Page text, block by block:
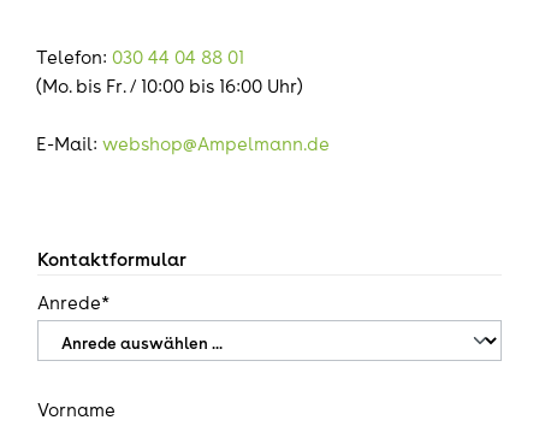
Telefon: 030 44 04 88 01
(Mo. bis Fr. / 10:00 bis 16:00 Uhr)
E-Mail: webshop@Ampelmann.de
Kontaktformular
Anrede*
Vorname